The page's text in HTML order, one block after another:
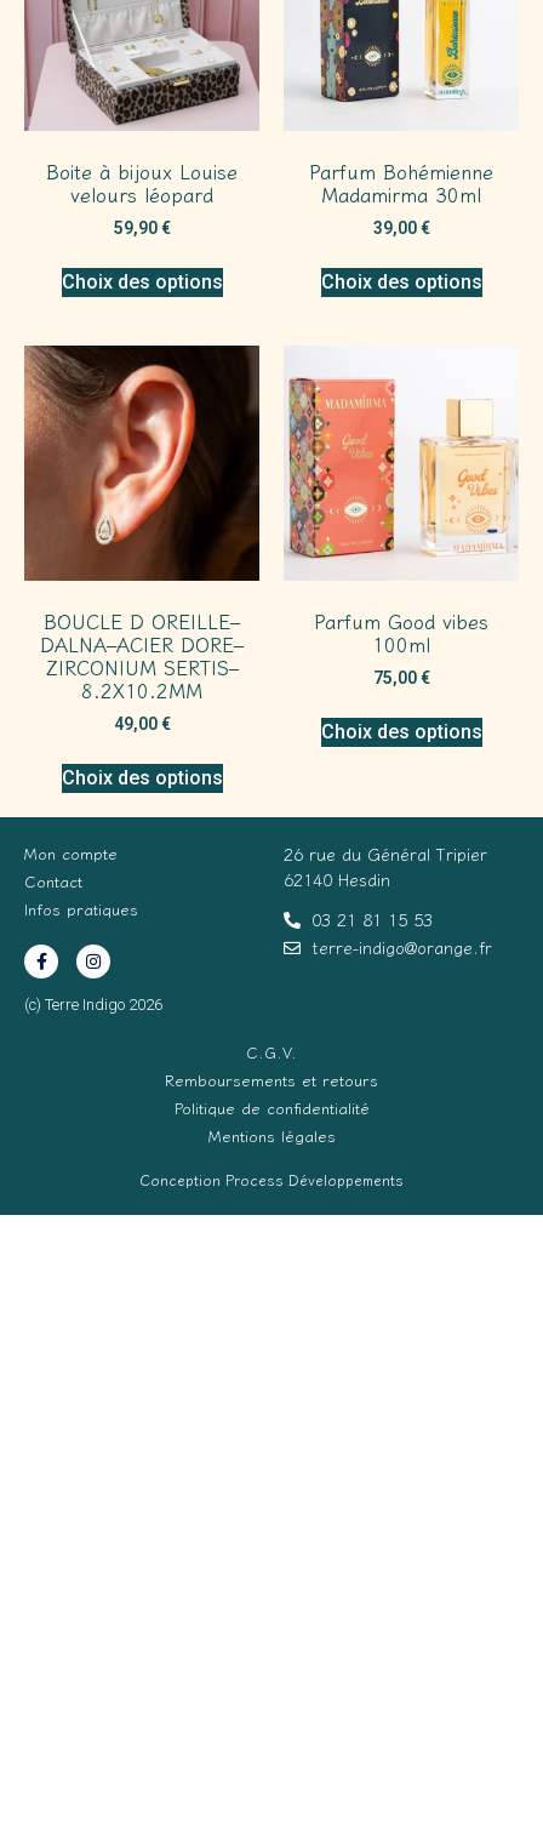
Boite à bijoux Louise
velours léopard
59,90€
Choix des options
Parfum Bohémienne
Madamirma 30ml
39,00€
Choix des options
BOUCLE D OREILLE–
DALNA–ACIER DORE–
ZIRCONIUM SERTIS–
8.2X10.2MM
49,00€
Choix des options
Parfum Good vibes
100ml
75,00€
Choix des options
Mon compte
Contact
Infos pratiques
(c) Terre Indigo 2026
26 rue du Général Tripier
62140 Hesdin
03 21 81 15 53
terre-indigo@orange.fr
C.G.V.
Remboursements et retours
Politique de confidentialité
Mentions légales
Conception Process Développements